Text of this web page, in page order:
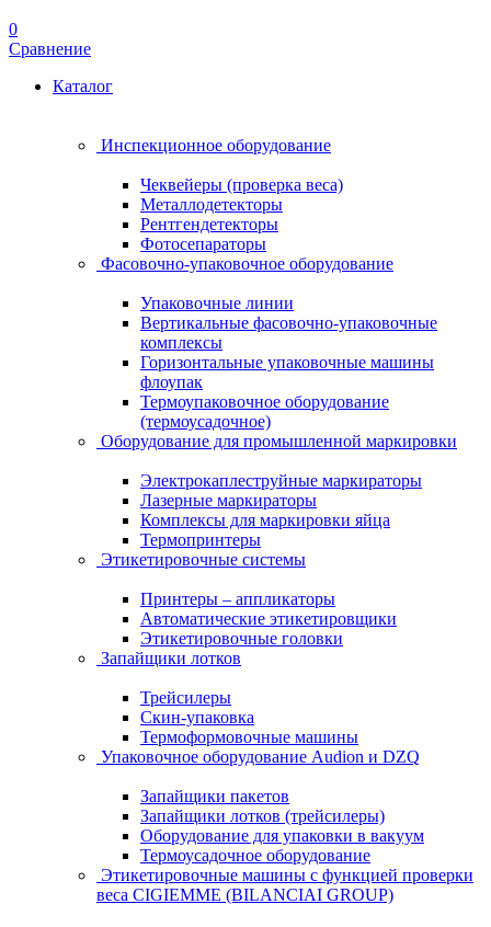
0
Сравнение
Каталог
Инспекционное оборудование
Чеквейеры (проверка веса)
Металлодетекторы
Рентгендетекторы
Фотосепараторы
Фасовочно-упаковочное оборудование
Упаковочные линии
Вертикальные фасовочно-упаковочные
комплексы
Горизонтальные упаковочные машины
флоупак
Термоупаковочное оборудование
(термоусадочное)
Оборудование для промышленной маркировки
Электрокаплеструйные маркираторы
Лазерные маркираторы
Комплексы для маркировки яйца
Термопринтеры
Этикетировочные системы
Принтеры – аппликаторы
Автоматические этикетировщики
Этикетировочные головки
Запайщики лотков
Трейсилеры
Скин-упаковка
Термоформовочные машины
Упаковочное оборудование Audion и DZQ
Запайщики пакетов
Запайщики лотков (трейсилеры)
Оборудование для упаковки в вакуум
Термоусадочное оборудование
Этикетировочные машины с функцией проверки
веса CIGIEMME (BILANCIAI GROUP)